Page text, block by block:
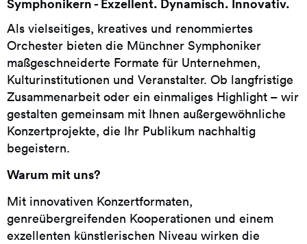
Symphonikern - Exzellent. Dynamisch. Innovativ.
Als vielseitiges, kreatives und renommiertes
Orchester bieten die Münchner Symphoniker
maßgeschneiderte Formate für Unternehmen,
Kulturinstitutionen und Veranstalter. Ob langfristige
Zusammenarbeit oder ein einmaliges Highlight – wir
gestalten gemeinsam mit Ihnen außergewöhnliche
Konzertprojekte, die Ihr Publikum nachhaltig
begeistern.
Warum mit uns?
Mit innovativen Konzertformaten,
genreübergreifenden Kooperationen und einem
exzellenten künstlerischen Niveau wirken die